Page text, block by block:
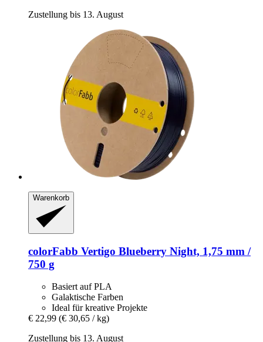
Zustellung bis 13. August
Warenkorb
colorFabb Vertigo Blueberry Night, 1,75 mm /
750 g
Basiert auf PLA
Galaktische Farben
Ideal für kreative Projekte
€ 22,99 (€ 30,65 / kg)
Zustellung bis 13. August